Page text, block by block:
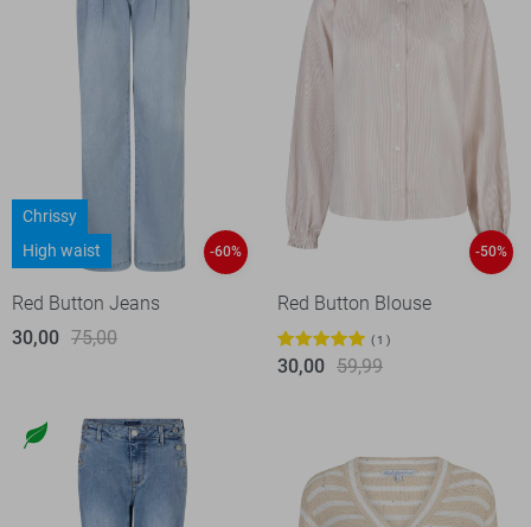
Chrissy
High waist
-60%
Red Button Jeans
30,00 75,00
-50%
Red Button Blouse
1
30,00 59,99